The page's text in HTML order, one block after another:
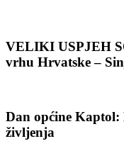
VELIKI USPJEH
vrhu Hrvatske –
Dan općine
življenja